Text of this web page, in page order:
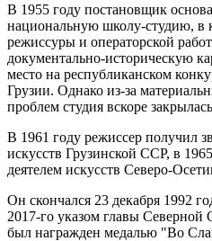
В 1955 году постановщик
национальную школу-студию, в
режиссуры и операторской
документально-историческую
место на республиканском
Грузии. Однако из-за
проблем студия вскоре
В 1961 году режиссер получил
искусств Грузинской ССР, в
деятелем искусств Северо-
Он скончался 23 декабря 1992
2017-го указом главы
был награжден медалью "Во